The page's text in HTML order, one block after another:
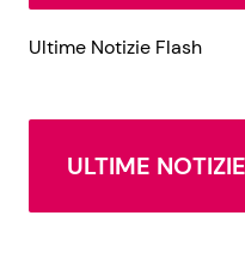
Ultime Notizie Flash
ULTIME NOTIZIE